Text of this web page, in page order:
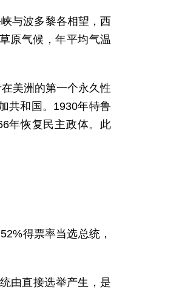
与波多黎各相望，西
原气候，年平均气温
美洲的第一个永久性
共和国。1930年特鲁
年恢复民主政体。此
得票率当选总统，
由直接选举产生，是